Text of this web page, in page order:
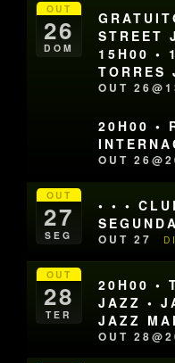
OUT
26
DOM
STREET
15H00 •
TORRES
OUT
20H00 •
OUT
OUT
27
SEG
• • •
OUT 27
OUT
28
TER
20H00 •
JAZZ •
JAZZ
OUT